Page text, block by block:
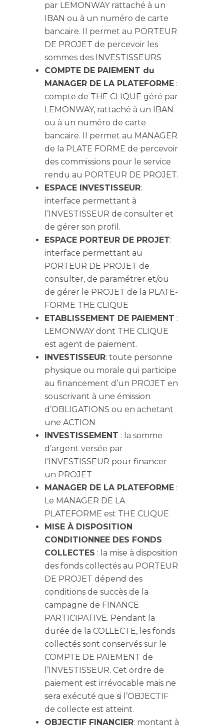
par LEMONWAY rattaché à un
IBAN ou à un numéro de carte
bancaire. Il permet au PORTEUR
DE PROJET de percevoir les
sommes des INVESTISSEURS
COMPTE DE PAIEMENT du
MANAGER DE LA PLATEFORME :
compte de THE CLIQUE géré par
LEMONWAY, rattaché à un IBAN
ou à un numéro de carte
bancaire. Il permet au MANAGER
de la PLATE FORME de percevoir
des commissions pour le service
rendu au PORTEUR DE PROJET.
ESPACE INVESTISSEUR:
interface permettant à
l’INVESTISSEUR de consulter et
de gérer son profil.
ESPACE PORTEUR DE PROJET:
interface permettant au
PORTEUR DE PROJET de
consulter, de paramétrer et/ou
de gérer le PROJET de la PLATE-
FORME THE CLIQUE
ETABLISSEMENT DE PAIEMENT :
LEMONWAY dont THE CLIQUE
est agent de paiement.
INVESTISSEUR: toute personne
physique ou morale qui participe
au financement d’un PROJET en
souscrivant à une émission
d’OBLIGATIONS ou en achetant
une ACTION
INVESTISSEMENT : la somme
d’argent versée par
l’INVESTISSEUR pour financer
un PROJET
MANAGER DE LA PLATEFORME :
Le MANAGER DE LA
PLATEFORME est THE CLIQUE
MISE À DISPOSITION
CONDITIONNEE DES FONDS
COLLECTES : la mise à disposition
des fonds collectés au PORTEUR
DE PROJET dépend des
conditions de succès de la
campagne de FINANCE
PARTICIPATIVE. Pendant la
durée de la COLLECTE, les fonds
collectés sont conservés sur le
COMPTE DE PAIEMENT de
l’INVESTISSEUR. Cet ordre de
paiement est irrévocable mais ne
sera exécuté que si l’OBJECTIF
de collecte est atteint.
OBJECTIF FINANCIER: montant à